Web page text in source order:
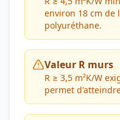
environ 18 cm de
polyuréthane.
Valeur R murs
R ≥ 3,5 m²K/W
permet